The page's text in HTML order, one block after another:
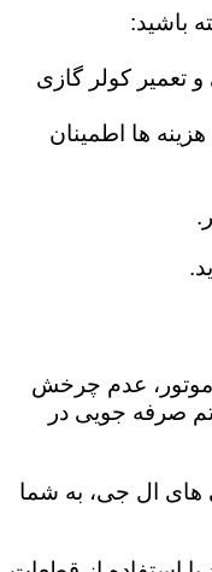
باشید:
تعمیر کولر گازی
ها اطمینان
موتور، عدم چرخش
صرفه جویی در
های ال جی، به شما